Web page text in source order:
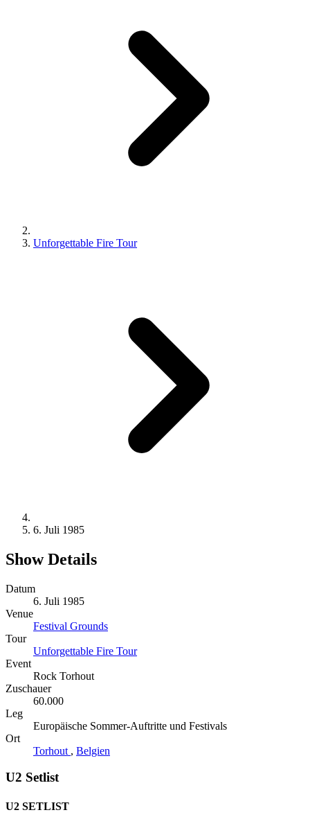
Unforgettable Fire Tour
6. Juli 1985
Show Details
Datum
6. Juli 1985
Venue
Festival Grounds
Tour
Unforgettable Fire Tour
Event
Rock Torhout
Zuschauer
60.000
Leg
Europäische Sommer-Auftritte und Festivals
Ort
Torhout , Belgien
U2 Setlist
U2 SETLIST